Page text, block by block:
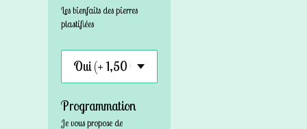
Les bienfaits des pierres
plastifiées
Programmation
Je vous propose de